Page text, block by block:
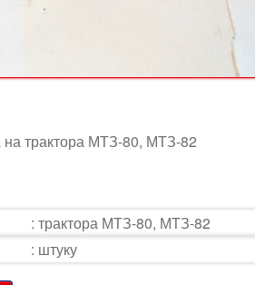
трактора МТЗ-80, МТЗ-82
:трактора МТЗ-80, МТЗ-82
: штуку